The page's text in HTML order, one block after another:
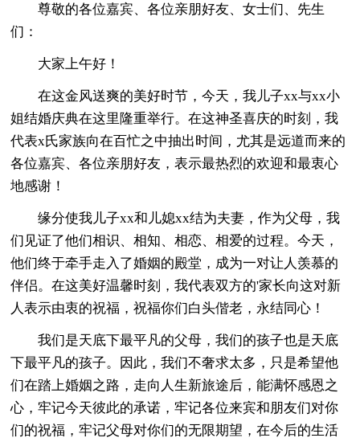
尊敬的各位嘉宾、各位亲朋好友、女士们、先生
们：
大家上午好！
在这金风送爽的美好时节，今天，我儿子xx与xx小
姐结婚庆典在这里隆重举行。在这神圣喜庆的时刻，我
代表x氏家族向在百忙之中抽出时间，尤其是远道而来的
各位嘉宾、各位亲朋好友，表示最热烈的欢迎和最衷心
地感谢！
缘分使我儿子xx和儿媳xx结为夫妻，作为父母，我
们见证了他们相识、相知、相恋、相爱的过程。今天，
他们终于牵手走入了婚姻的殿堂，成为一对让人羡慕的
伴侣。在这美好温馨时刻，我代表双方的'家长向这对新
人表示由衷的祝福，祝福你们白头偕老，永结同心！
我们是天底下最平凡的父母，我们的孩子也是天底
下最平凡的孩子。因此，我们不奢求太多，只是希望他
们在踏上婚姻之路，走向人生新旅途后，能满怀感恩之
心，牢记今天彼此的承诺，牢记各位来宾和朋友们对你
们的祝福，牢记父母对你们的无限期望，在今后的生活